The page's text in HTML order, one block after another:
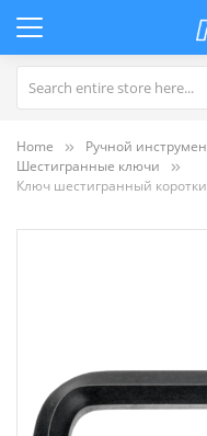
Home Ручной
Шестигранные ключи
Ключ шестигранный